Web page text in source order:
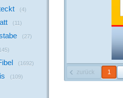
(4)
(11)
(27)
(1692)
(109)
zurück 1